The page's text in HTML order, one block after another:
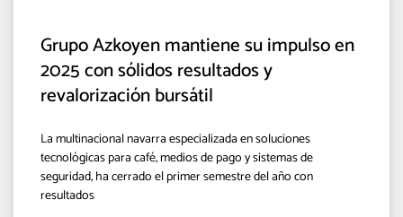
Grupo Azkoyen mantiene su impulso en
2025 con sólidos resultados y
revalorización bursátil
La multinacional navarra especializada en soluciones
tecnológicas para café, medios de pago y sistemas de
seguridad, ha cerrado el primer semestre del año con
resultados